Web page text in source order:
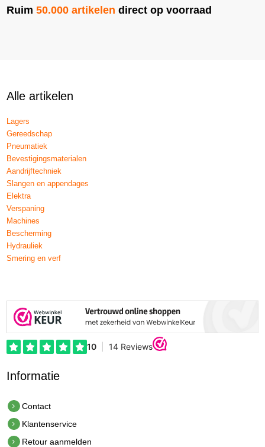
Ruim50.000 artikelen direct op voorraad
Alle artikelen
Lagers
Gereedschap
Pneumatiek
Bevestigingsmaterialen
Aandrijftechniek
Slangen en appendages
Elektra
Verspaning
Machines
Bescherming
Hydrauliek
Smering en verf
Informatie
Contact
Klantenservice
Retour aanmelden